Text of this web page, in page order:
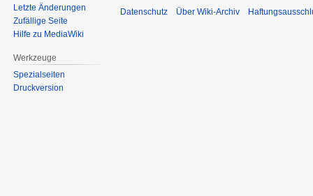
Letzte Änderungen
Zufällige Seite
Hilfe zu MediaWiki
Werkzeuge
Spezialseiten
Druckversion
Datenschutz Über Wiki-Archiv